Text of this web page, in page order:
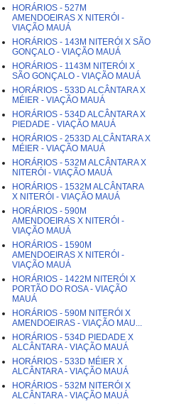
HORÁRIOS - 527M
AMENDOEIRAS X NITERÓI -
VIAÇÃO MAUÁ
HORÁRIOS - 143M NITERÓI X SÃO
GONÇALO - VIAÇÃO MAUÁ
HORÁRIOS - 1143M NITERÓI X
SÃO GONÇALO - VIAÇÃO MAUÁ
HORÁRIOS - 533D ALCÂNTARA X
MÉIER - VIAÇÃO MAUÁ
HORÁRIOS - 534D ALCÂNTARA X
PIEDADE - VIAÇÃO MAUÁ
HORÁRIOS - 2533D ALCÂNTARA X
MÉIER - VIAÇÃO MAUÁ
HORÁRIOS - 532M ALCÂNTARA X
NITERÓI - VIAÇÃO MAUÁ
HORÁRIOS - 1532M ALCÂNTARA
X NITERÓI - VIAÇÃO MAUÁ
HORÁRIOS - 590M
AMENDOEIRAS X NITERÓI -
VIAÇÃO MAUÁ
HORÁRIOS - 1590M
AMENDOEIRAS X NITERÓI -
VIAÇÃO MAUÁ
HORÁRIOS - 1422M NITERÓI X
PORTÃO DO ROSA - VIAÇÃO
MAUÁ
HORÁRIOS - 590M NITERÓI X
AMENDOEIRAS - VIAÇÃO MAU...
HORÁRIOS - 534D PIEDADE X
ALCÂNTARA - VIAÇÃO MAUÁ
HORÁRIOS - 533D MÉIER X
ALCÂNTARA - VIAÇÃO MAUÁ
HORÁRIOS - 532M NITERÓI X
ALCÂNTARA - VIAÇÃO MAUÁ